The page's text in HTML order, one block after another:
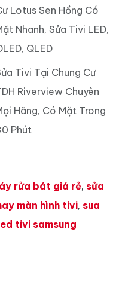
Lotus Sen Hồng Có
Nhanh, Sửa Tivi LED,
QLED
Tivi Tại Chung Cư
Riverview Chuyên
Hãng, Có Mặt Trong
Phút
rửa bát giá rẻ, sửa
màn hình tivi, sua
tivi samsung